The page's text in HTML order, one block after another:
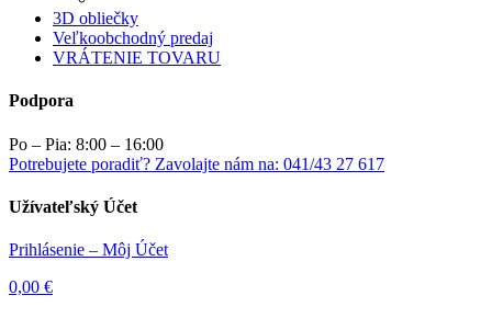
3D obliečky
Veľkoobchodný predaj
VRÁTENIE TOVARU
Podpora
Po – Pia: 8:00 – 16:00
Potrebujete poradiť? Zavolajte nám na: 041/43 27 617
Užívateľský Účet
Prihlásenie – Môj Účet
0,00 €